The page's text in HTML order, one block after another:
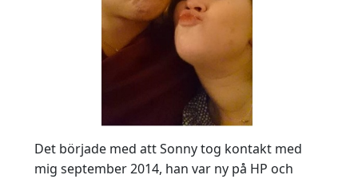
Det började med att Sonny tog kontakt med
mig september 2014, han var ny på HP och